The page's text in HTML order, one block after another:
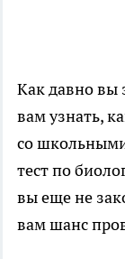
Как давно вы
вам узнать,
со
тест по
вы еще не
вам шанс